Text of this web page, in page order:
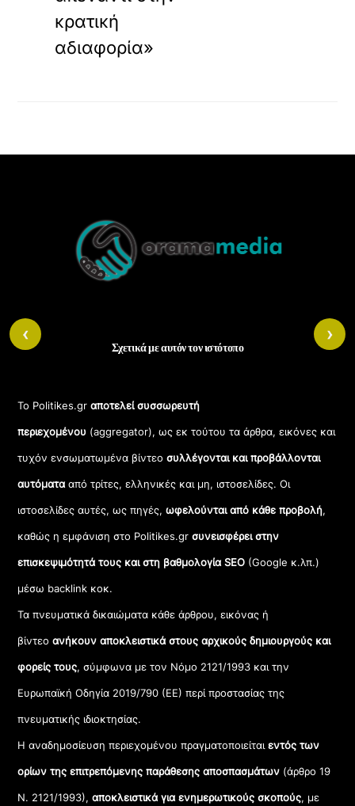
κρατική
αδιαφορία»
Top
Σχετικά με αυτόν τον ιστότοπο
Το Politikes.grαποτελεί συσσωρευτή
περιεχομένου (aggregator), ως εκ τούτου τα άρθρα, εικόνες και
τυχόν ενσωματωμένα βίντεοσυλλέγονται και προβάλλονται
αυτόματααπό τρίτες, ελληνικές και μη, ιστοσελίδες. Οι
ιστοσελίδες αυτές, ως πηγές,ωφελούνται από κάθε προβολή,
καθώς η εμφάνιση στο Politikes.gr συνεισφέρει στην
επισκεψιμότητά τους και στη βαθμολογία SEO (Google κ.λπ.)
μέσω backlink κοκ.
Τα πνευματικά δικαιώματα κάθε άρθρου, εικόνας ή
βίντεοανήκουν αποκλειστικά στους αρχικούς δημιουργούς και
φορείς τους, σύμφωνα με τον Νόμο 2121/1993 και την
Ευρωπαϊκή Οδηγία 2019/790 (ΕΕ) περί προστασίας της
πνευματικής ιδιοκτησίας.
Η αναδημοσίευση περιεχομένου πραγματοποιείταιεντός των
ορίων της επιτρεπόμενης παράθεσης αποσπασμάτων (άρθρο 19
Ν. 2121/1993), αποκλειστικά για ενημερωτικούς σκοπούς, με
‹ ›